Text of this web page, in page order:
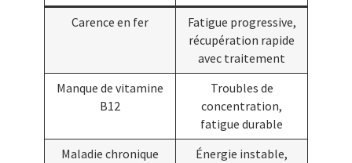
Carence en fer
Fatigue progressive,
récupération rapide
avec traitement
Manque de vitamine
B12
Troubles de
concentration,
fatigue durable
Maladie chronique
Énergie instable,